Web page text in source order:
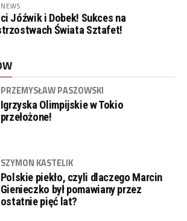
Jóźwik i Dobek! Sukces na
Świata Sztafet!
PRZEMYSŁAW PASZOWSKI
Igrzyska Olimpijskie w Tokio
przełożone!
SZYMON KASTELIK
Polskie piekło, czyli dlaczego Marcin
Gienieczko był pomawiany przez
ostatnie pięć lat?